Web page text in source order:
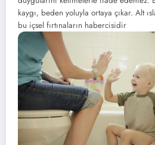
kaygı, beden yoluyla ortaya çıkar. Alt
bu içsel fırtınaların habercisidir